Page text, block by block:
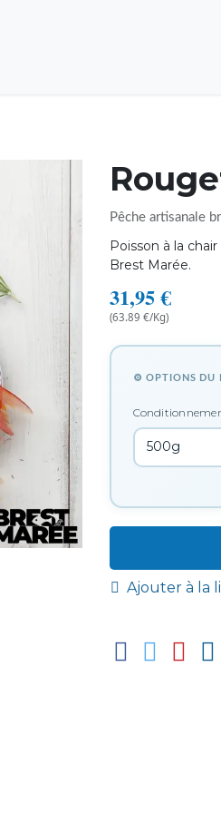
Pêche artisanale
Poisson à la
Brest Marée.
31,95€
(63.89 €/Kg)
⚙ OPTIONS DU
Ajouter à la